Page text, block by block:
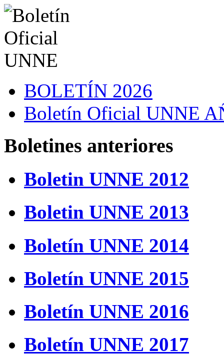
BOLETÍN 2026
Boletín Oficial UNNE
Boletines anteriores
Boletin UNNE 2012
Boletin UNNE 2013
Boletín UNNE 2014
Boletín UNNE 2015
Boletín UNNE 2016
Boletín UNNE 2017